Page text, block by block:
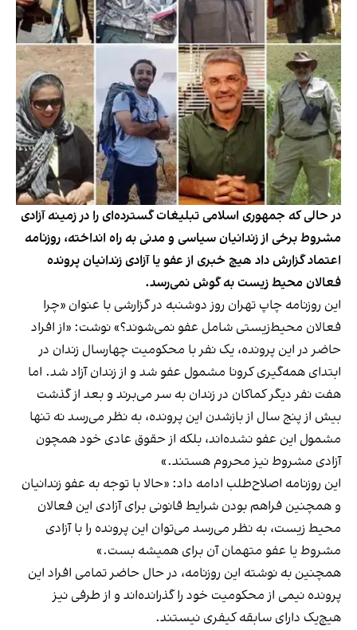
در حالی که جمهوری اسلامی تبلیغات گسترده‌ای را در زمینه آزادی
مشروط برخی از زندانیان سیاسی و مدنی به راه انداخته، روزنامه
اعتماد گزارش داد هیچ خبری از عفو یا آزادی زندانیان پرونده
فعالان محیط زیست به گوش نمی‌رسد.
این روزنامه چاپ تهران روز دوشنبه در گزارشی با عنوان «چرا
فعالان محیط‌زیستی شامل عفو نمی‌شوند؟» نوشت: «از افراد
حاضر در این پرونده، یک نفر با محکومیت چهارسال زندان در
ابتدای همه‌گیری کرونا مشمول عفو شد و از زندان آزاد شد. اما
هفت نفر دیگر کماکان در زندان به سر می‌برند و بعد از گذشت
بیش از پنج سال از بازشدن این پرونده، به نظر می‌رسد نه تنها
مشمول این عفو نشده‌اند، بلکه از حقوق عادی خود همچون
آزادی مشروط نیز محروم هستند.»
این روزنامه اصلاح‌طلب ادامه داد: «حالا با توجه به عفو زندانیان
و همچنین فراهم بودن شرایط قانونی برای آزادی این فعالان
محیط زیست، به نظر می‌رسد می‌توان این پرونده را با آزادی
مشروط یا عفو متهمان آن برای همیشه بست.»
همچنین به نوشته این روزنامه، در حال حاضر تمامی افراد این
پرونده نیمی از محکومیت خود را گذرانده‌اند و از طرفی نیز
هیچ‌یک دارای سابقه کیفری نیستند.